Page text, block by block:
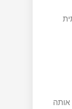
להגיע ל-20-30%, גם עבור אותה